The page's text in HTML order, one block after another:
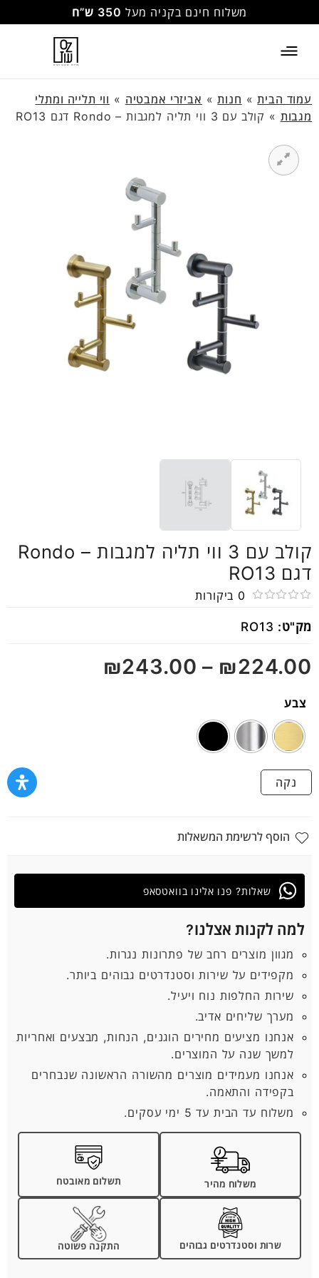
משלוח חינם בקניה מעל 350 ש”ח
עמוד הבית» חנות» אביזרי אמבטיה » ווי תלייה ומתלי
מגבות » קולב עם 3 ווי תליה למגבות – Rondo דגם RO13
קולב עם 3 ווי תליה למגבות – Rondo
דגם RO13
0
5
0 ביקורות
מק"ט: RO13
₪224.00
–
₪243.00
צבע
נקה
הוסף לרשימת המשאלות
למה לקנות אצלנו?
מגוון מוצרים רחב של פתרונות נגרות.
מקפידים על שירות וסטנדרטים גבוהים ביותר.
שירות החלפות נוח ויעיל.
מערך שליחים אדיב.
אנחנו מציעים מחירים הוגנים, הנחות, מבצעים ואחריות
למשך שנה על המוצרים.
אנחנו מעמידים מוצרים מהשורה הראשונה שנבחרים
בקפידה והתאמה.
משלוח עד הבית עד 5 ימי עסקים.
משלוח מהיר תשלום מאובטח
שרות וסטנדרטים גבוהים התקנה פשוטה
שאלות? פנו אלינו בוואטסאפ